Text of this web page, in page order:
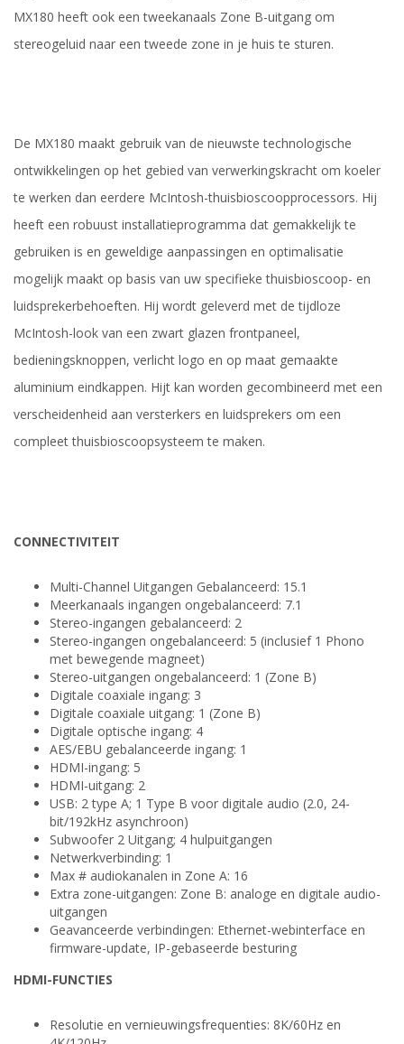
MX180 heeft ook een tweekanaals Zone B-uitgang om
stereogeluid naar een tweede zone in je huis te sturen.
De MX180 maakt gebruik van de nieuwste technologische
ontwikkelingen op het gebied van verwerkingskracht om koeler
te werken dan eerdere McIntosh-thuisbioscoopprocessors. Hij
heeft een robuust installatieprogramma dat gemakkelijk te
gebruiken is en geweldige aanpassingen en optimalisatie
mogelijk maakt op basis van uw specifieke thuisbioscoop- en
luidsprekerbehoeften. Hij wordt geleverd met de tijdloze
McIntosh-look van een zwart glazen frontpaneel,
bedieningsknoppen, verlicht logo en op maat gemaakte
aluminium eindkappen. Hijt kan worden gecombineerd met een
verscheidenheid aan versterkers en luidsprekers om een
compleet thuisbioscoopsysteem te maken.
CONNECTIVITEIT
Multi-Channel Uitgangen Gebalanceerd: 15.1
Meerkanaals ingangen ongebalanceerd: 7.1
Stereo-ingangen gebalanceerd: 2
Stereo-ingangen ongebalanceerd: 5 (inclusief 1 Phono
met bewegende magneet)
Stereo-uitgangen ongebalanceerd: 1 (Zone B)
Digitale coaxiale ingang: 3
Digitale coaxiale uitgang: 1 (Zone B)
Digitale optische ingang: 4
AES/EBU gebalanceerde ingang: 1
HDMI-ingang: 5
HDMI-uitgang: 2
USB: 2 type A; 1 Type B voor digitale audio (2.0, 24-
bit/192kHz asynchroon)
Subwoofer 2 Uitgang; 4 hulpuitgangen
Netwerkverbinding: 1
Max # audiokanalen in Zone A: 16
Extra zone-uitgangen: Zone B: analoge en digitale audio-
uitgangen
Geavanceerde verbindingen: Ethernet-webinterface en
firmware-update, IP-gebaseerde besturing
HDMI-FUNCTIES
Resolutie en vernieuwingsfrequenties: 8K/60Hz en